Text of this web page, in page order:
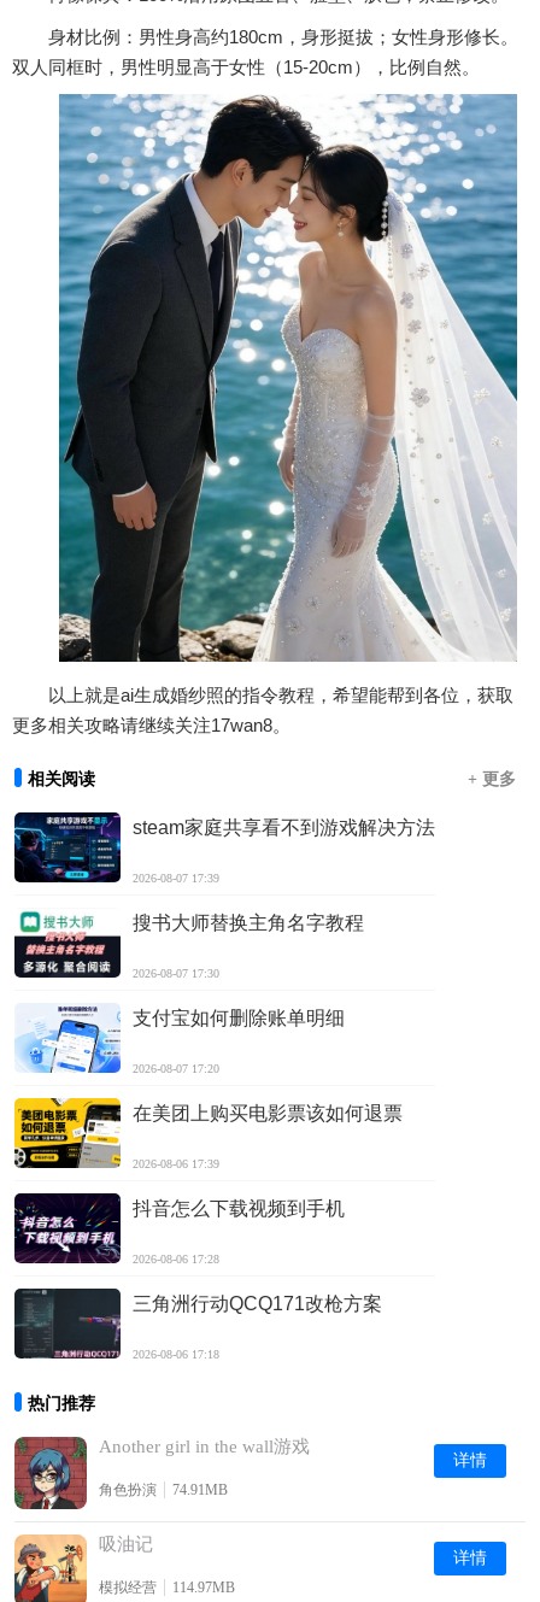
身材比例：男性身高约180cm，身形挺拔；女性身形修长。
双人同框时，男性明显高于女性（15-20cm），比例自然。
以上就是ai生成婚纱照的指令教程，希望能帮到各位，获取
更多相关攻略请继续关注17wan8。
相关阅读 + 更多
steam家庭共享看不到游戏解决方法
2026-08-07 17:39
搜书大师替换主角名字教程
2026-08-07 17:30
支付宝如何删除账单明细
2026-08-07 17:20
在美团上购买电影票该如何退票
2026-08-06 17:39
抖音怎么下载视频到手机
2026-08-06 17:28
三角洲行动QCQ171改枪方案
2026-08-06 17:18
热门推荐
Another girl in the wall游戏
角色扮演 74.91MB
详情
吸油记
模拟经营 114.97MB
详情